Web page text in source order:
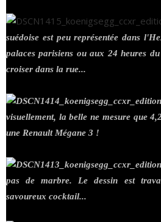
suédoise est peu représentée dans
palaces parisiens ou aux 24 heures
croiser dans la rue...
visuellement, la belle ne mesure que
une Renault Mégane 3 !
pas de marbre. Le dessin est
savoureux cocktail...